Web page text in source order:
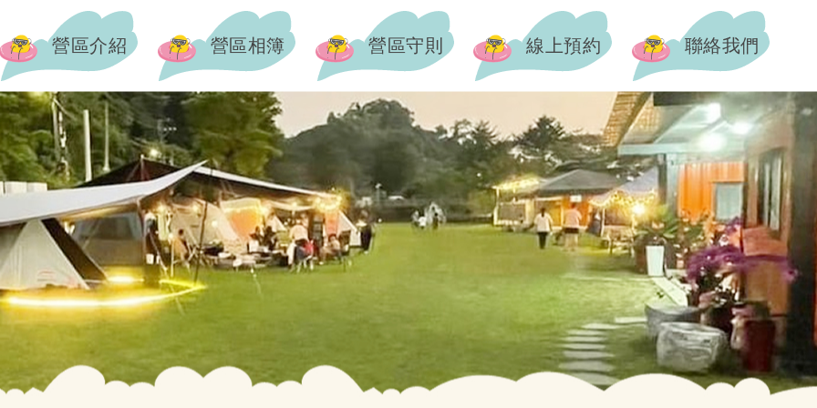
營區介紹 營區相簿 營區守則 線上預約 聯絡我們